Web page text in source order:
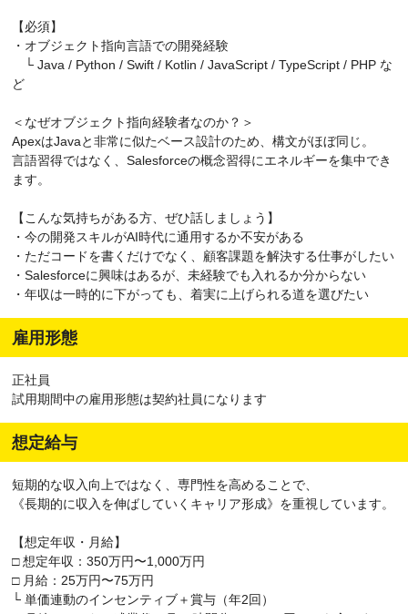
【必須】
・オブジェクト指向言語での開発経験
└ Java / Python / Swift / Kotlin / JavaScript / TypeScript / PHP な
ど
＜なぜオブジェクト指向経験者なのか？＞
ApexはJavaと非常に似たベース設計のため、構文がほぼ同じ。
言語習得ではなく、Salesforceの概念習得にエネルギーを集中でき
ます。
【こんな気持ちがある方、ぜひ話しましょう】
・今の開発スキルがAI時代に通用するか不安がある
・ただコードを書くだけでなく、顧客課題を解決する仕事がしたい
・Salesforceに興味はあるが、未経験でも入れるか分からない
・年収は一時的に下がっても、着実に上げられる道を選びたい
雇用形態
正社員
試用期間中の雇用形態は契約社員になります
想定給与
短期的な収入向上ではなく、専門性を高めることで、
《長期的に収入を伸ばしていくキャリア形成》を重視しています。
【想定年収・月給】
□ 想定年収：350万円〜1,000万円
□ 月給：25万円〜75万円
└ 単価連動のインセンティブ＋賞与（年2回）